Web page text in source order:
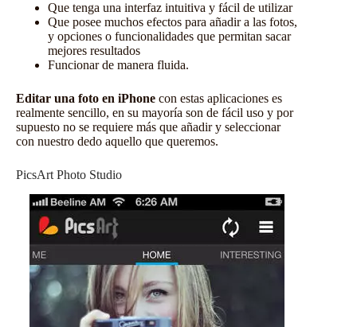
Que tenga una interfaz intuitiva y fácil de utilizar
Que posee muchos efectos para añadir a las fotos,
y opciones o funcionalidades que permitan sacar
mejores resultados
Funcionar de manera fluida.
Editar una foto en iPhone con estas aplicaciones es
realmente sencillo, en su mayoría son de fácil uso y por
supuesto no se requiere más que añadir y seleccionar
con nuestro dedo aquello que queremos.
PicsArt Photo Studio